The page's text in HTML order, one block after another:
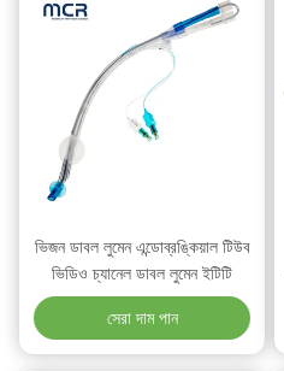
ভিজন ডাবল লুমেন এন্ডোব্রঙ্কিয়াল টিউব
ভিডিও চ্যানেল ডাবল লুমেন ইটিটি
সেরা দাম পান